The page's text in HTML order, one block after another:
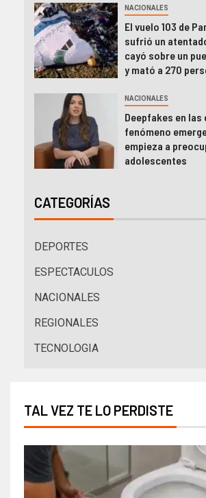
NACIONALES
El vuelo 103 de
sufrió un
cayó sobre un
y mató a 270
NACIONALES
Deepfakes en las
fenómeno
empieza a
adolescentes
CATEGORÍAS
DEPORTES
ESPECTACULOS
NACIONALES
REGIONALES
TECNOLOGIA
TAL VEZ TE LO PERDISTE